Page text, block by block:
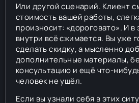
Или другой сценарий. Клиент
стоимость вашей работы,
произносит: «дороговато». И в
внутри всё сжимается. Вы уже
сделать скидку, а мысленно
дополнительные материалы,
консультацию и ещё что-
человек не ушёл.
Если вы узнали себя в этих